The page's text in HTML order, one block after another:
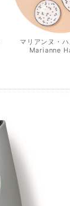
マリアンヌ・
Marianne